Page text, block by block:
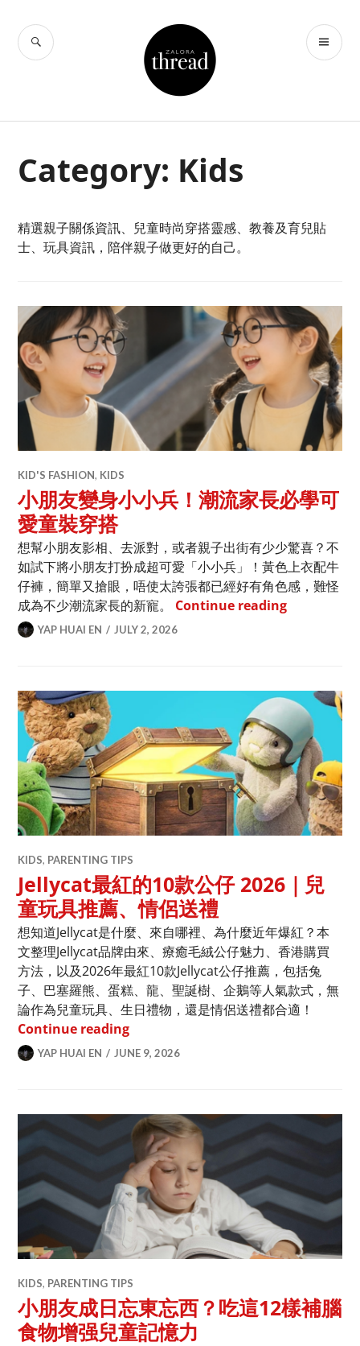
content
THREAD by
ZALORA Hong
Kong
SEARCH
Category: Kids
精選親子關係資訊、兒童時尚穿搭靈感、教養及育兒貼
士、玩具資訊，陪伴親子做更好的自己。
KID'S FASHION, KIDS
小朋友變身小小兵！潮流家長必學可
愛童裝穿搭
想幫小朋友影相、去派對，或者親子出街有少少驚喜？不
如試下將小朋友打扮成超可愛「小小兵」！黃色上衣配牛
仔褲，簡單又搶眼，唔使太誇張都已經好有角色感，難怪
成為不少潮流家長的新寵。 Continue reading小朋友變身
YAP HUAI EN JULY 2, 2026
KIDS, PARENTING TIPS
Jellycat最紅的10款公仔 2026｜兒
童玩具推薦、情侶送禮
想知道Jellycat是什麼、來自哪裡、為什麼近年爆紅？本
文整理Jellycat品牌由來、療癒毛絨公仔魅力、香港購買
方法，以及2026年最紅10款Jellycat公仔推薦，包括兔
子、巴塞羅熊、蛋糕、龍、聖誕樹、企鵝等人氣款式，無
論作為兒童玩具、生日禮物，還是情侶送禮都合適！
Continue readingJellycat最紅的10款公仔 2026｜兒童玩
YAP HUAI EN JUNE 9, 2026
KIDS, PARENTING TIPS
小朋友成日忘東忘西？吃這12樣補腦
食物增强兒童記憶力